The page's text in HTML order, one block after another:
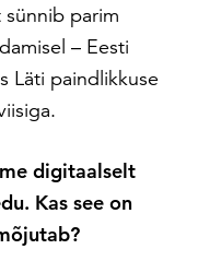
sünnib parim
– Eesti
Läti paindlikkuse
digitaalselt
Kas see on